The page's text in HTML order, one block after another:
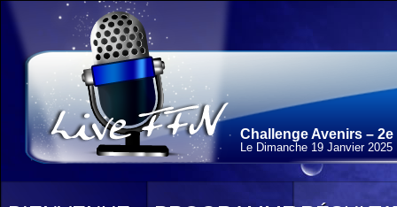
Challenge Avenirs – 2e
Le Dimanche 19 Janvier 2025